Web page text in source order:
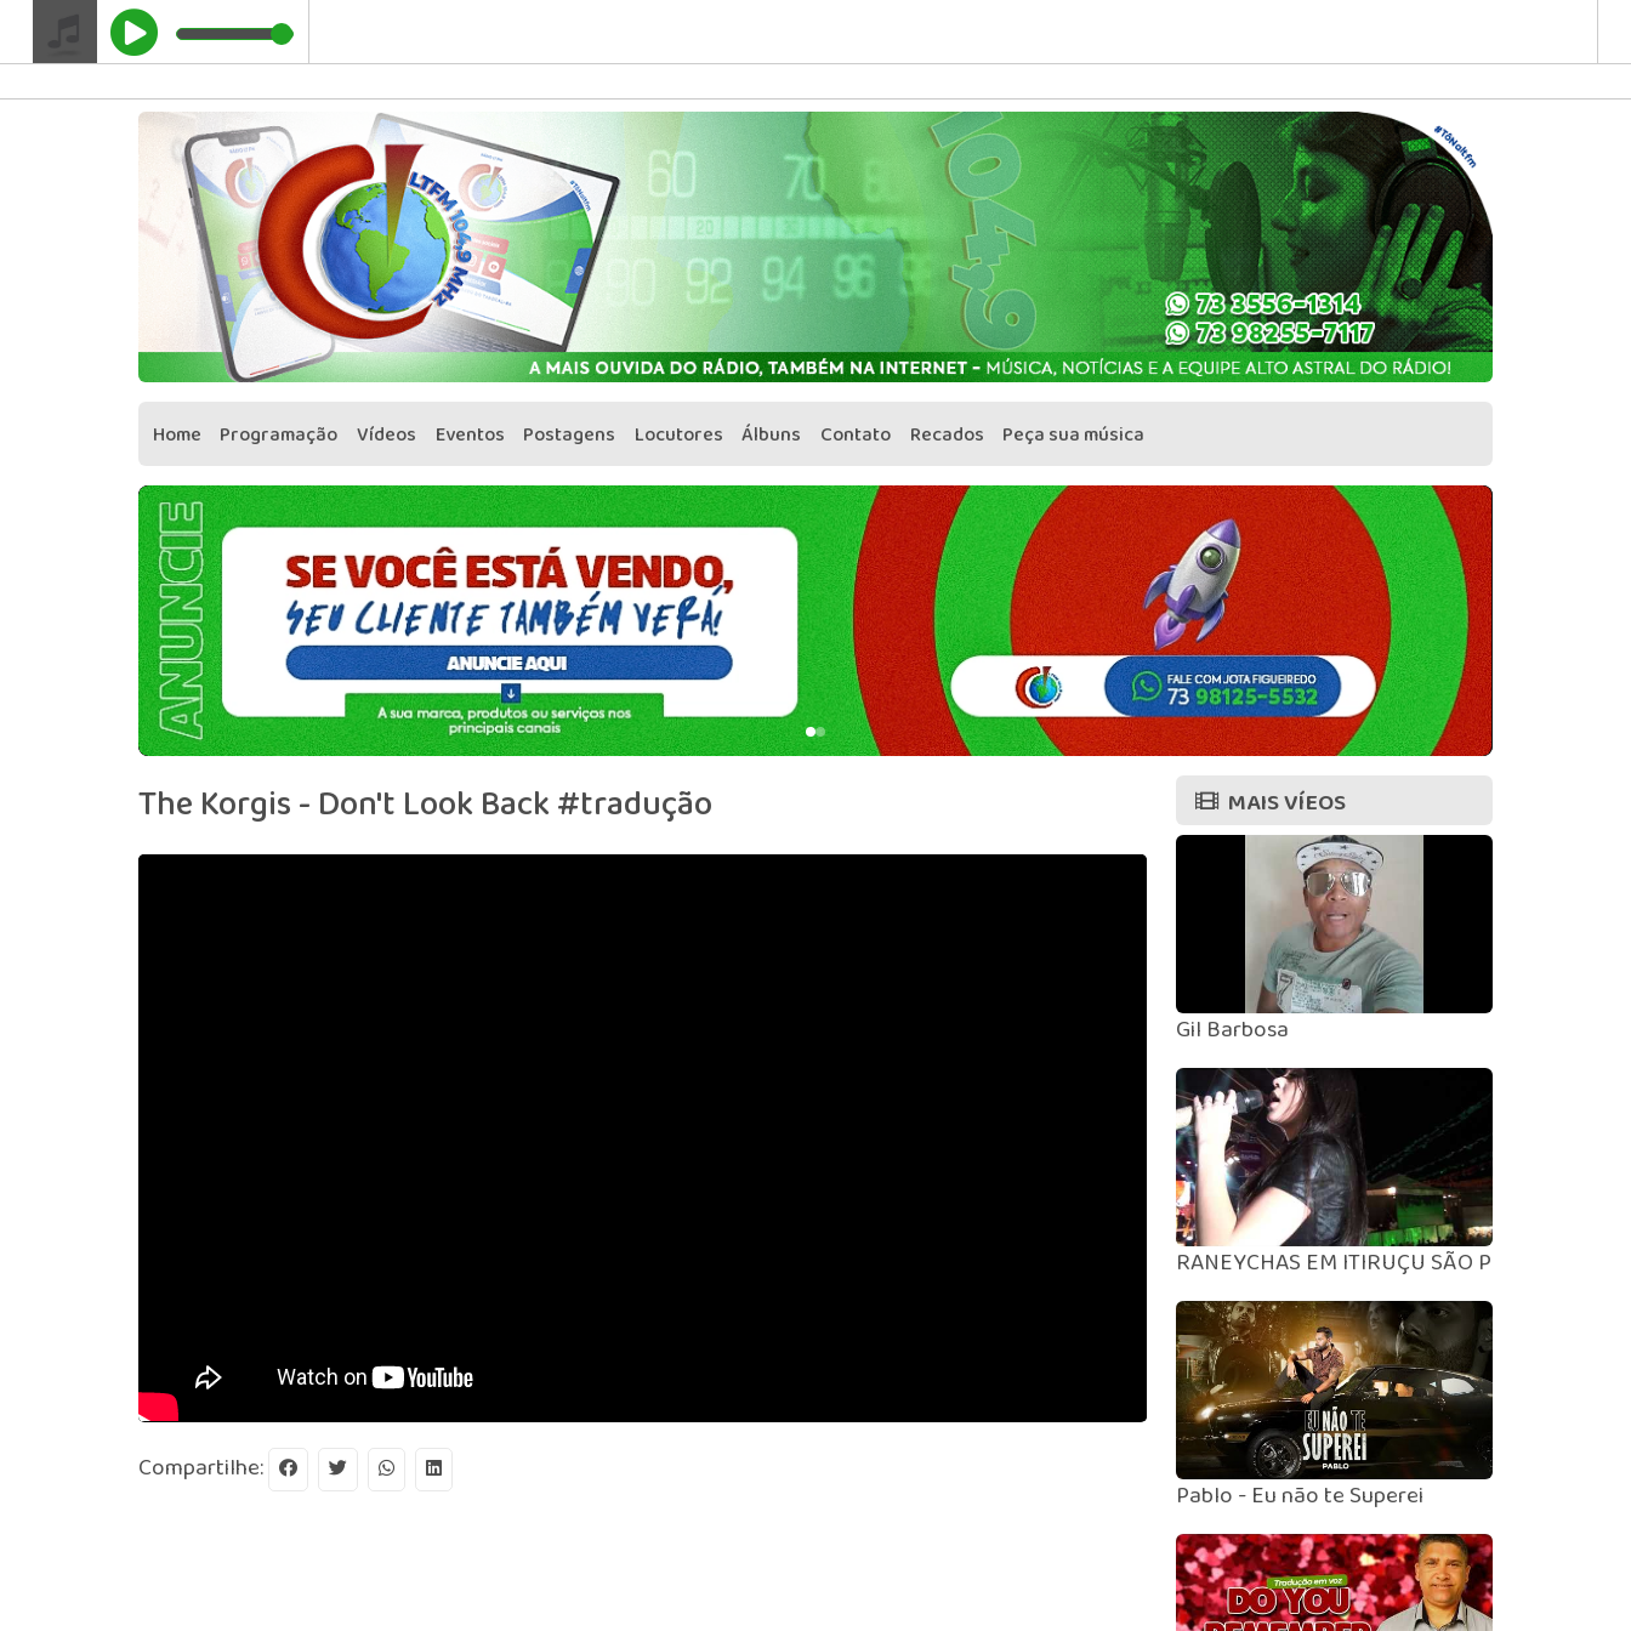
Google Adsense
Home Programação Vídeos Eventos Postagens Locutores Álbuns Contato Recados Peça sua música
The Korgis - Don't Look Back #tradução
Compartilhe:
MAIS VÍEOS
Gil Barbosa
RANEYCHAS EM ITIRUÇU SÃO PEDRO 2017
Pablo - Eu não te Superei